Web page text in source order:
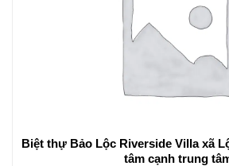
Biệt thự Bảo Lộc Riverside Villa xã
tâm cạnh trung